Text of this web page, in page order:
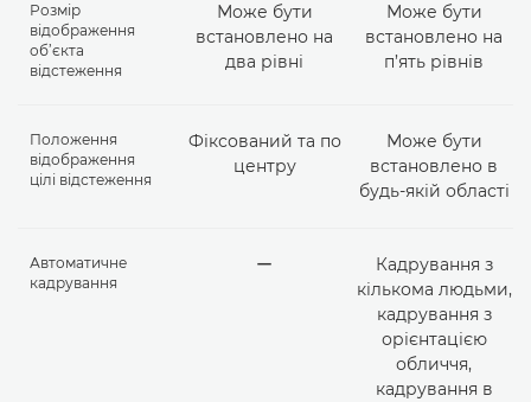
Розмір
відображення
об’єкта
відстеження
Може бути
встановлено на
два рівні
Може бути
встановлено на
п’ять рівнів
Положення
відображення
цілі відстеження
Фіксований та по
центру
Може бути
встановлено в
будь-якій області
Автоматичне
кадрування
ー
Кадрування з
кількома людьми,
кадрування з
орієнтацією
обличчя,
кадрування в